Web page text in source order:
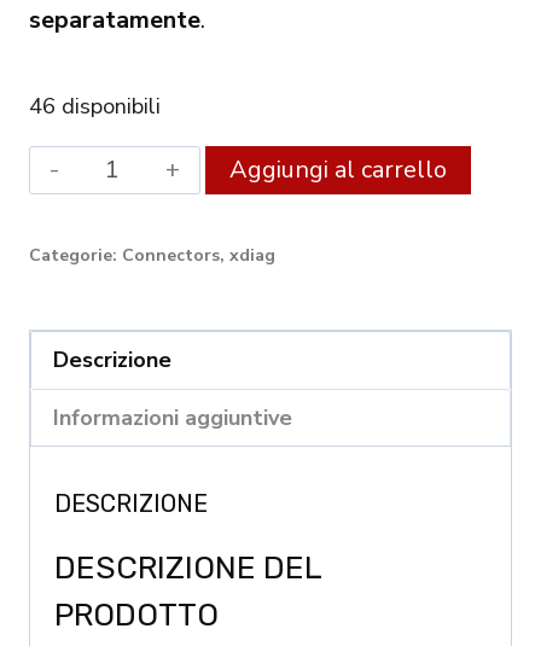
separatamente.
46 disponibili
Launch
DBScar
VII
OBD2
Scanner
Supports
FD
Doip
Protocols
Powerful
Aggiungi al carrello
Categorie: Connectors, xdiag
Descrizione
Informazioni aggiuntive
DESCRIZIONE
DESCRIZIONE DEL
PRODOTTO